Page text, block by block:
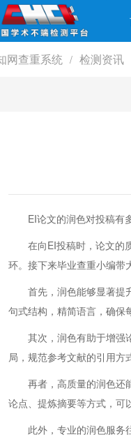
网查重系统 / 检测资讯
EI论文的润色对投稿有
在向EI投稿时，论文的
环。接下来毕业查重小编带
首先，润色能够显著提
句式结构，精简语言，确保
其次，润色有助于增强
局，规范参考文献的引用方
再者，高质量的润色还
论点、提炼摘要等方式，可
此外，专业的润色服务